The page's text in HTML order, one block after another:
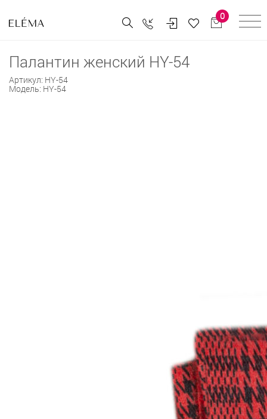
0
Палантин женский HY-54
Артикул: HY-54
Модель: HY-54